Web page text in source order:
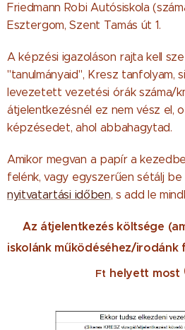
Friedmann Robi Autósiskola
Esztergom, Szent Tamás út 1.
A képzési igazoláson rajta kell
"tanulmányaid", Kresz tanfolyam,
levezetett vezetési órák száma/
átjelentkezésnél ez nem vész el,
képzésedet, ahol abbahagytad.
Amikor megvan a papír a
felénk, vagy egyszerűen sétálj
nyitvatartási időben, s add le
Az átjelentkezés költsége
iskolánk működéséhez/irodánk
Ft helyett most